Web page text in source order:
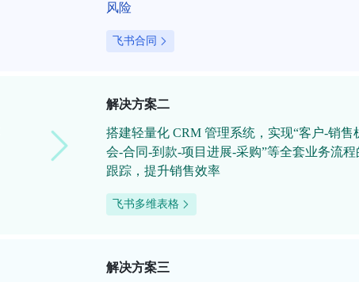
风险
飞书合同
解决方案二
搭建轻量化 CRM 管理系统，实现“客户-销售
会-合同-到款-项目进展-采购”等全套业务流程
跟踪，提升销售效率
飞书多维表格
解决方案三